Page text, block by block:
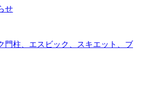
せ
門柱、エスビック、スキエット、ブ